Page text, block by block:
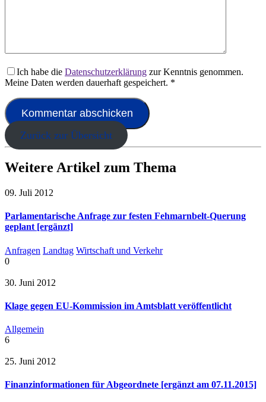
Ich habe die Datenschutzerklärung zur Kenntnis genommen.
Meine Daten werden dauerhaft gespeichert. *
Zurück zur Übersicht
Weitere Artikel zum Thema
09. Juli 2012
Parlamentarische Anfrage zur festen Fehmarnbelt-Querung
geplant [ergänzt]
Anfragen Landtag Wirtschaft und Verkehr
0
30. Juni 2012
Klage gegen EU-Kommission im Amtsblatt veröffentlicht
Allgemein
6
25. Juni 2012
Finanzinformationen für Abgeordnete [ergänzt am 07.11.2015]